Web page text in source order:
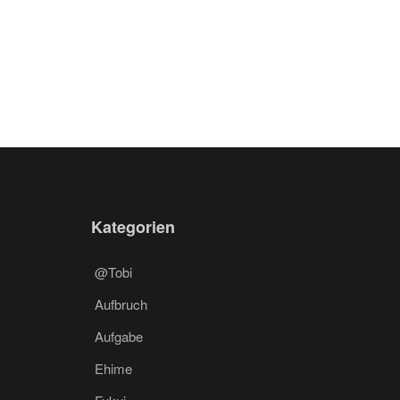
Kategorien
@Tobi
Aufbruch
Aufgabe
Ehime